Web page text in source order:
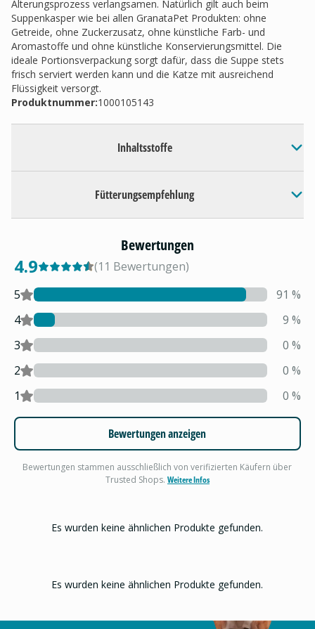
Alterungsprozess verlangsamen. Natürlich gilt auch beim
Suppenkasper wie bei allen GranataPet Produkten: ohne
Getreide, ohne Zuckerzusatz, ohne künstliche Farb- und
Aromastoffe und ohne künstliche Konservierungsmittel. Die
ideale Portionsverpackung sorgt dafür, dass die Suppe stets
frisch serviert werden kann und die Katze mit ausreichend
Flüssigkeit versorgt.
Produktnummer:1000105143
Inhaltsstoffe
Fütterungsempfehlung
Bewertungen
4.9 (11 Bewertungen)
5
91 %
4
9 %
3
0 %
2
0 %
1
0 %
Bewertungen anzeigen
Bewertungen stammen ausschließlich von verifizierten Käufern über
Trusted Shops. Weitere Infos
Es wurden keine ähnlichen Produkte gefunden.
Es wurden keine ähnlichen Produkte gefunden.